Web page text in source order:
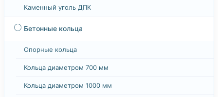
Каменный уголь ДПК
⚪ Бетонные кольца
Опорные кольца
Кольца диаметром 700 мм
Кольца диаметром 1000 мм